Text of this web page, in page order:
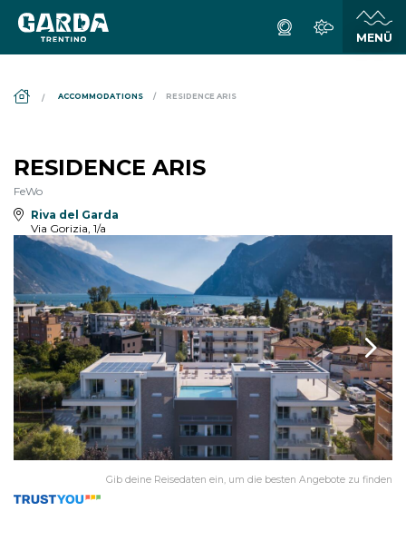
ACCOMMODATIONS RESIDENCE ARIS
RESIDENCE ARIS
FeWo
Riva del Garda
Via Gorizia, 1/a
Gib deine Reisedaten ein, um die besten Angebote zu finden